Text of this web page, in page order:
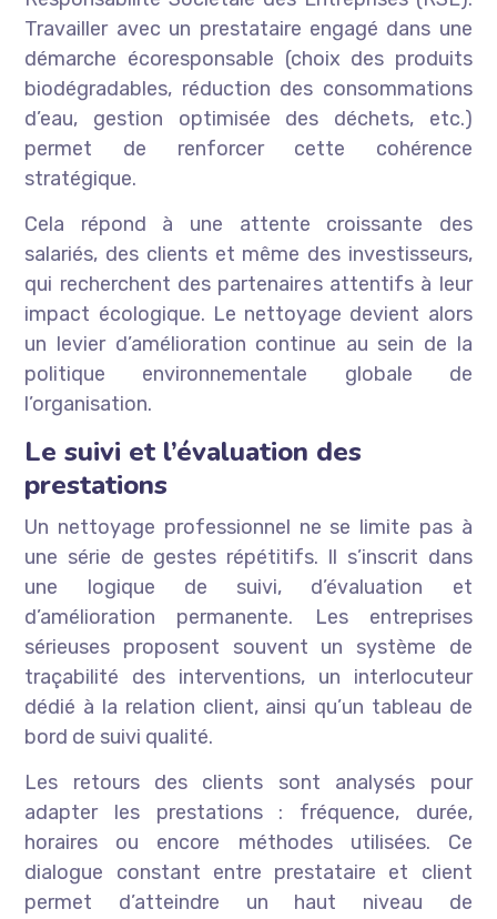
Travailler avec un prestataire engagé dans une
démarche écoresponsable (choix des produits
biodégradables, réduction des consommations
d’eau, gestion optimisée des déchets, etc.)
permet de renforcer cette cohérence
stratégique.
Cela répond à une attente croissante des
salariés, des clients et même des investisseurs,
qui recherchent des partenaires attentifs à leur
impact écologique. Le nettoyage devient alors
un levier d’amélioration continue au sein de la
politique environnementale globale de
l’organisation.
Le suivi et l’évaluation des
prestations
Un nettoyage professionnel ne se limite pas à
une série de gestes répétitifs. Il s’inscrit dans
une logique de suivi, d’évaluation et
d’amélioration permanente. Les entreprises
sérieuses proposent souvent un système de
traçabilité des interventions, un interlocuteur
dédié à la relation client, ainsi qu’un tableau de
bord de suivi qualité.
Les retours des clients sont analysés pour
adapter les prestations : fréquence, durée,
horaires ou encore méthodes utilisées. Ce
dialogue constant entre prestataire et client
permet d’atteindre un haut niveau de